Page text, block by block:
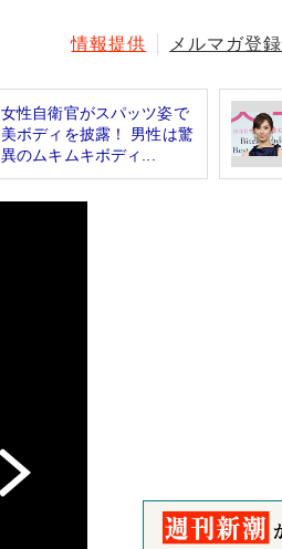
情報提供 メルマガ登録
女性自衛官がスパッツ姿で
美ボディを披露！ 男性は驚
異のムキムキボディ...